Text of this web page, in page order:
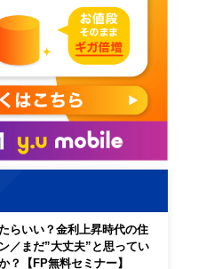
らいい？金利上昇時代の住
／まだ”大丈夫”と思ってい
？【FP無料セミナー】